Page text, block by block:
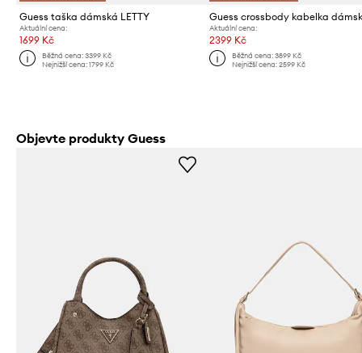
Guess taška dámská LETTY
Aktuální cena:
1699 Kč
Běžná cena:3399 Kč
Nejnižší cena:1799 Kč
Aktuální cena:
2399 Kč
Běžná cena: 3899 Kč
Nejnižší cena: 2599 Kč
Objevte produkty Guess